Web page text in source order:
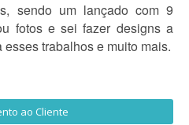
sendo um lançado com 9
fotos e sei fazer designs a
trabalhos e muito mais.
ao Cliente